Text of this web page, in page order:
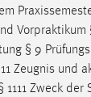
werden.
kann
Vorpraktikum